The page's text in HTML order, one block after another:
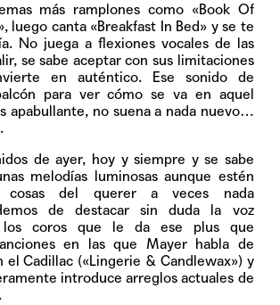
más ramplones como «Book Of
, luego canta «Breakfast In Bed» y se te
No juega a flexiones vocales de las
se sabe aceptar con sus limitaciones
en auténtico. Ese sonido de
para ver cómo se va en aquel
apabullante, no suena a nada nuevo…
de ayer, hoy y siempre y se sabe
melodías luminosas aunque estén
cosas del querer a veces nada
de destacar sin duda la voz
los coros que le da ese plus que
en las que Mayer habla de
el Cadillac («Lingerie & Candlewax») y
introduce arreglos actuales de